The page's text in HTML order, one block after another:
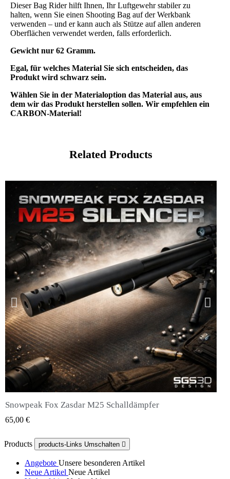
Dieser Bag Rider hilft Ihnen, Ihr Luftgewehr stabiler zu
halten, wenn Sie einen Shooting Bag auf der Werkbank
verwenden – und er kann auch als Stütze auf allen anderen
Oberflächen verwendet werden, falls erforderlich.
Gewicht nur 62 Gramm.
Egal, für welches Material Sie sich entscheiden, das
Produkt wird schwarz sein.
Wählen Sie in der Materialoption das Material aus, aus
dem wir das Produkt herstellen sollen. Wir empfehlen ein
CARBON-Material!
Related Products
QUICK VIEW
Snowpeak Fox Zasdar M25 Schalldämpfer
65,00 €
Products products-Links Umschalten 
Angebote Unsere besonderen Artikel
Neue Artikel Neue Artikel